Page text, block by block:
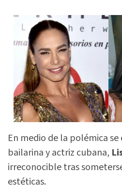
En medio de la polémica
bailarina y actriz cubana,
irreconocible tras
estéticas.